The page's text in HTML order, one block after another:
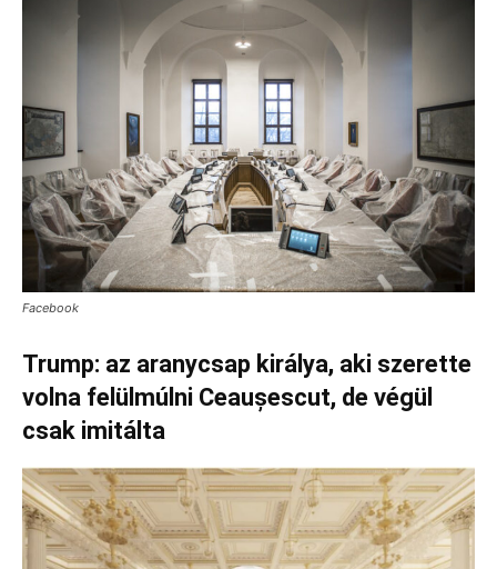
Facebook
Trump: az aranycsap királya, aki szerette
volna felülmúlni Ceaușescut, de végül
csak imitálta